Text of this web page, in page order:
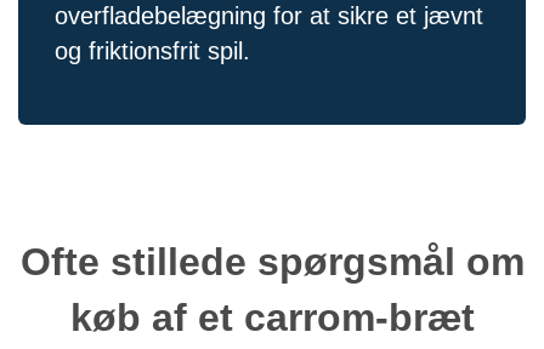
overfladebelægning for at sikre et jævnt
og friktionsfrit spil.
Ofte stillede spørgsmål om
køb af et carrom-bræt